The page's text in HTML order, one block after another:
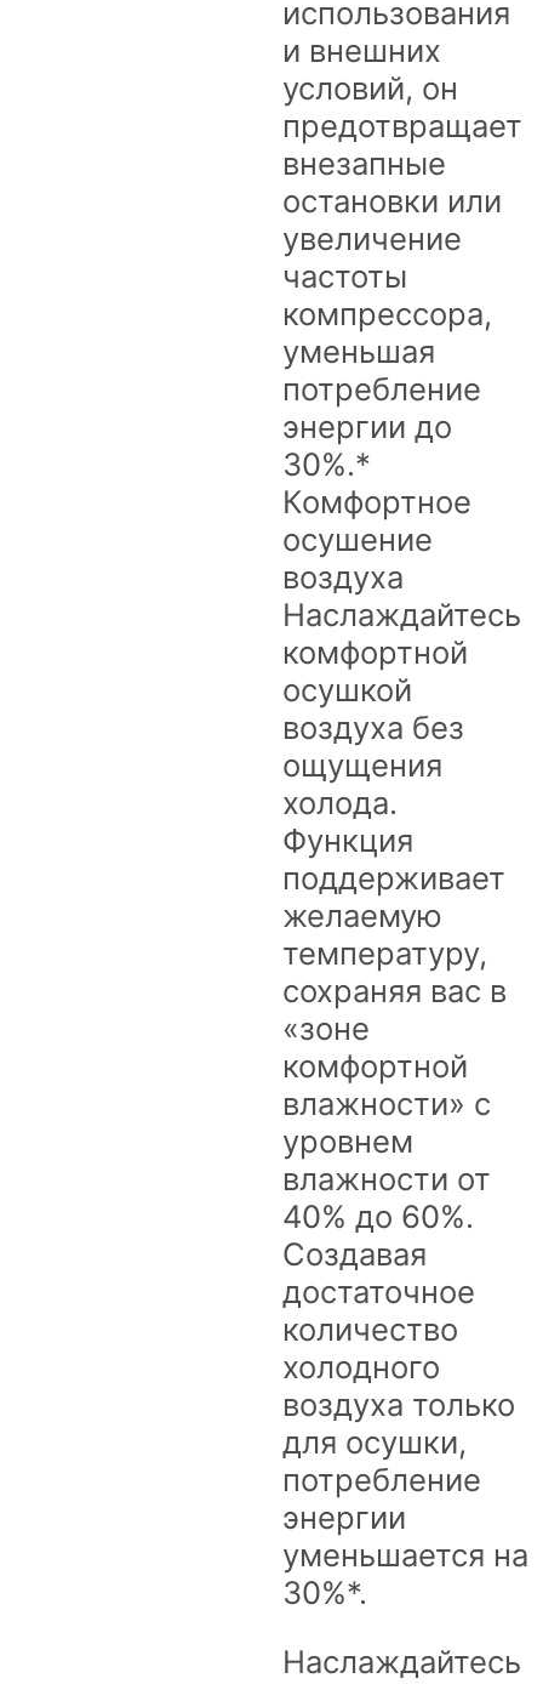
использования
и внешних
условий, он
предотвращает
внезапные
остановки или
увеличение
частоты
компрессора,
уменьшая
потребление
энергии до
30%.*
Комфортное
осушение
воздуха
Наслаждайтесь
комфортной
осушкой
воздуха без
ощущения
холода.
Функция
поддерживает
желаемую
температуру,
сохраняя вас в
«зоне
комфортной
влажности» с
уровнем
влажности от
40% до 60%.
Создавая
достаточное
количество
холодного
воздуха только
для осушки,
потребление
энергии
уменьшается на
30%*.
Наслаждайтесь